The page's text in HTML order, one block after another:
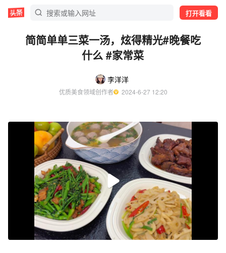
打开看看
简简单单三菜一汤，炫得精光#晚餐吃
什么 #家常菜
李洋洋
优质美食领域创作者
  2024-6-27 12:20